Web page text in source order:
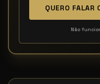
QUERO FALAR
Não